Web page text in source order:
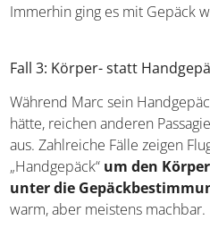
Immerhin ging es mit Gepäck
Fall 3: Körper- statt
Während Marc sein
hätte, reichen anderen
aus. Zahlreiche Fälle zeigen
„Handgepäck“ um den
unter die
warm, aber meistens machbar.